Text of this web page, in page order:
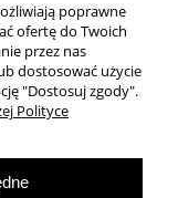
poprawne
ofertę do Twoich
przez nas
dostosować użycie
"Dostosuj zgody".
Polityce